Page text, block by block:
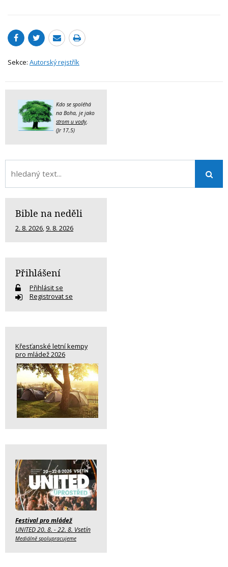
Sekce: Autorský rejstřík
Kdo se spoléhá
na Boha, je jako
strom u vody.
(Jr 17,5)
Bible na neděli
2. 8. 2026, 9. 8. 2026
Přihlášení
Přihlásit se
Registrovat se
Křesťanské letní kempy
pro mládež 2026
Festival pro mládež
UNITED 20. 8. - 22. 8. Vsetín
Mediálně spolupracujeme